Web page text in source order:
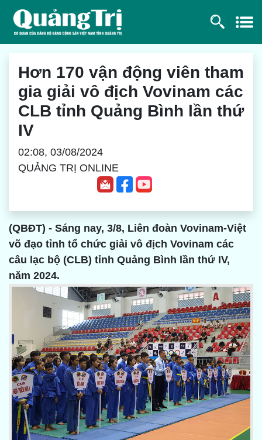
Hơn 170 vận động viên tham
gia giải vô địch Vovinam các
CLB tỉnh Quảng Bình lần thứ
IV
02:08, 03/08/2024
QUẢNG TRỊ ONLINE
(QBĐT) - Sáng nay, 3/8, Liên đoàn Vovinam-Việt
võ đạo tỉnh tổ chức giải vô địch Vovinam các
câu lạc bộ (CLB) tỉnh Quảng Bình lần thứ IV,
năm 2024.